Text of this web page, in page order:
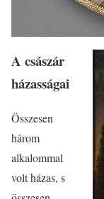
A császár
házasságai
Összesen
három
alkalommal
volt házas, s